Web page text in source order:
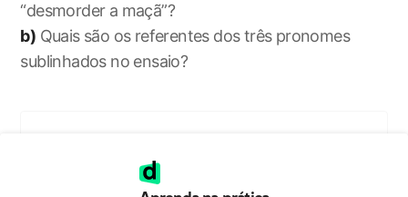
“desmorder a maçã”?
b) Quais são os referentes dos três pronomes
sublinhados no ensaio?